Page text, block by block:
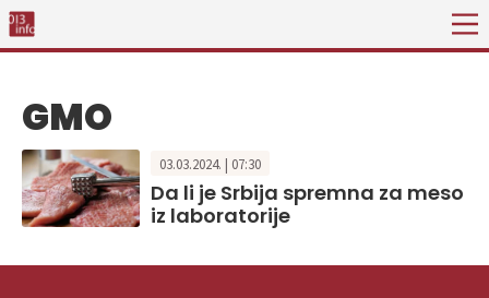
GMO
03.03.2024. | 07:30
Da li je Srbija spremna za meso
iz laboratorije